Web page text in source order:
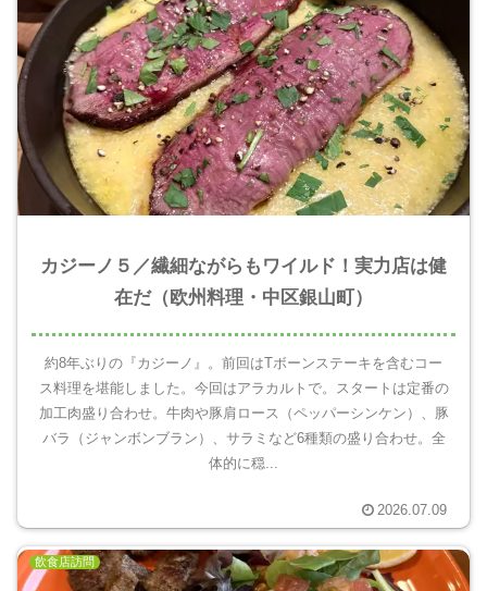
カジーノ５／繊細ながらもワイルド！実力店は健
在だ（欧州料理・中区銀山町）
約8年ぶりの『カジーノ』。前回はTボーンステーキを含むコー
ス料理を堪能しました。今回はアラカルトで。スタートは定番の
加工肉盛り合わせ。牛肉や豚肩ロース（ペッパーシンケン）、豚
バラ（ジャンボンブラン）、サラミなど6種類の盛り合わせ。全
体的に穏...
2026.07.09
飲食店訪問